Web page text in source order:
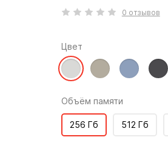
0 отзывов
Цвет
Объём памяти
256 Гб 512 Гб